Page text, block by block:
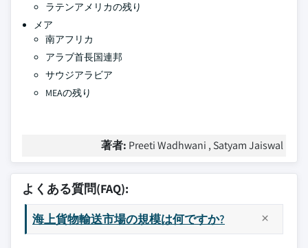
ラテンアメリカの残り
メア
南アフリカ
アラブ首長国連邦
サウジアラビア
MEAの残り
著者: Preeti Wadhwani , Satyam Jaiswal
よくある質問(FAQ):
海上貨物輸送市場の規模は何ですか?